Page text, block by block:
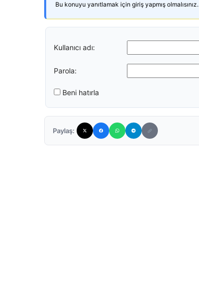
Bu konuyu yanıtlamak için giriş yapmış olmalısınız.
Kullanıcı adı:
Parola:
Beni hatırla
Paylaş: